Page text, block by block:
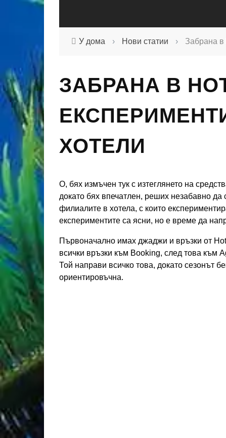
У дома › Нови статии › Забрана в
ЗАБРАНА В
ХОТЕЛИ
О, бях измъчен тук с изтеглянето на
докато бях впечатлен, реших незабавно
филиалите в хотела, с които
експериментите са ясни, но е време да
Първоначално имах джаджи и връзки от
всички връзки към Booking, след това към
Той направи всичко това, докато сезонът
ориентировъчна.